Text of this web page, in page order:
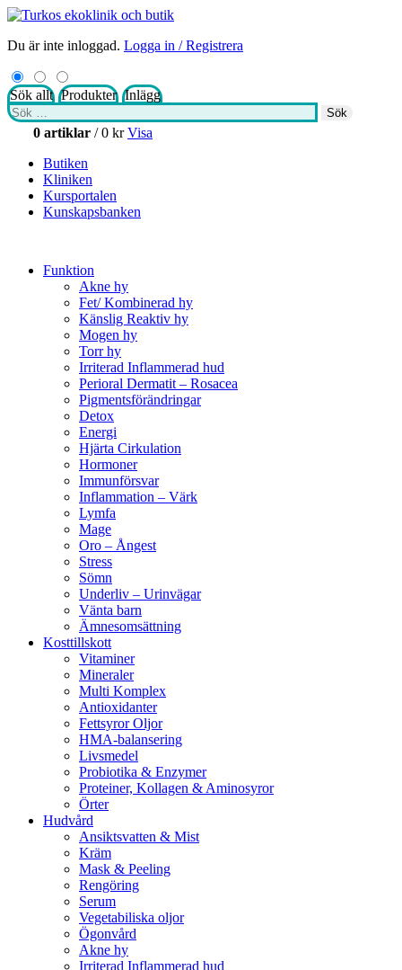
Du är inte inloggad. Logga in / Registrera
Sök allt Produkter Inlägg
Sök
efter:
Sök
0 artiklar /0 kr Visa
Butiken
Kliniken
Kursportalen
Kunskapsbanken
Funktion
Akne hy
Fet/ Kombinerad hy
Känslig Reaktiv hy
Mogen hy
Torr hy
Irriterad Inflammerad hud
Perioral Dermatit – Rosacea
Pigmentsförändringar
Detox
Energi
Hjärta Cirkulation
Hormoner
Immunförsvar
Inflammation – Värk
Lymfa
Mage
Oro – Ångest
Stress
Sömn
Underliv – Urinvägar
Vänta barn
Ämnesomsättning
Kosttillskott
Vitaminer
Mineraler
Multi Komplex
Antioxidanter
Fettsyror Oljor
HMA-balansering
Livsmedel
Probiotika & Enzymer
Proteiner, Kollagen & Aminosyror
Örter
Hudvård
Ansiktsvatten & Mist
Kräm
Mask & Peeling
Rengöring
Serum
Vegetabiliska oljor
Ögonvård
Akne hy
Irriterad Inflammerad hud